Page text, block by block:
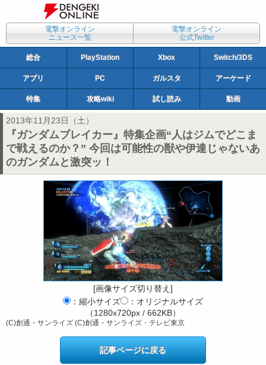
電撃オンライン
ニュース一覧
電撃オンライン
公式Twitter
総合 PlayStation Xbox Switch/3DS
アプリ PC ガルスタ アーケード
特集 攻略wiki 試し読み 動画
2013年11月23日（土）
『ガンダムブレイカー』特集企画“人はジムでどこま
で戦えるのか？” 今回は可能性の獣や伊達じゃないあ
のガンダムと激突ッ！
[画像サイズ切り替え]
：縮小サイズ
：オリジナルサイズ
（1280x720px / 662KB）
(C)創通・サンライズ (C)創通・サンライズ・テレビ東京
記事ページに戻る